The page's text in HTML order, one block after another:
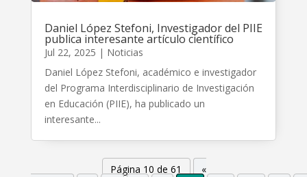
Daniel López Stefoni, Investigador del PIIE
publica interesante artículo científico
Jul 22, 2025 | Noticias
Daniel López Stefoni, académico e investigador
del Programa Interdisciplinario de Investigación
en Educación (PIIE), ha publicado un
interesante...
Página 10 de 61
«